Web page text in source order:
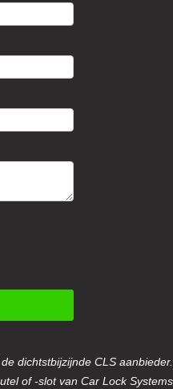
dichtstbijzijnde CLS
of -slot van Car Lock Systems.